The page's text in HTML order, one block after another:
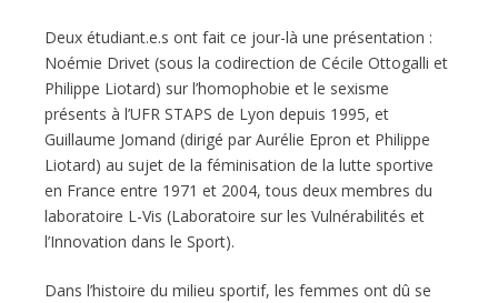
Deux étudiant.e.s ont fait ce jour-là une présentation :
Noémie Drivet (sous la codirection de Cécile Ottogalli et
Philippe Liotard) sur l’homophobie et le sexisme
présents à l’UFR STAPS de Lyon depuis 1995, et
Guillaume Jomand (dirigé par Aurélie Epron et Philippe
Liotard) au sujet de la féminisation de la lutte sportive
en France entre 1971 et 2004, tous deux membres du
laboratoire L-Vis (Laboratoire sur les Vulnérabilités et
l’Innovation dans le Sport).
Dans l’histoire du milieu sportif, les femmes ont dû se